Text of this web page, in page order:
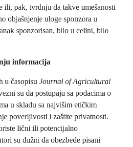
ili, pak, tvrdnju da takve umešanosti
objašnjenje uloge sponzora u
sponzorisan, bilo u celini, bilo
informacija
u časopisu Journal of Agricultural
su da postupaju sa podacima o
u skladu sa najvišim etičkim
poverljivosti i zaštite privatnosti.
lični ili potencijalno
su dužni da obezbede pisani